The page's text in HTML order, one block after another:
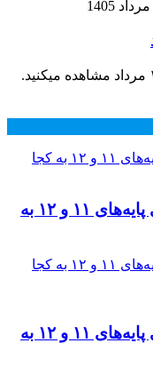
جدول قیمت طلا و ارز را برای پنجشنبه ۱۵ مرداد مشاهده میکنید.
مصوبه تاثیر قطعی معدل برای پایه‌های ۱۱ و ۱۲ به
مصوبه تاثیر قطعی معدل برای پایه‌های ۱۱ و ۱۲ به